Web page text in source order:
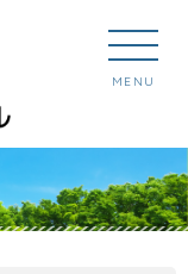
MENU